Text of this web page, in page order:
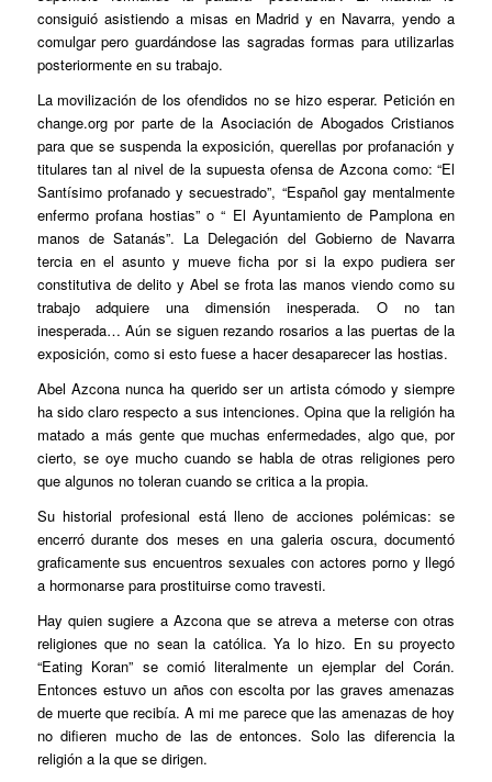
consiguió asistiendo a misas en Madrid y en Navarra, yendo a
comulgar pero guardándose las sagradas formas para utilizarlas
posteriormente en su trabajo.
La movilización de los ofendidos no se hizo esperar. Petición en
change.org por parte de la Asociación de Abogados Cristianos
para que se suspenda la exposición, querellas por profanación y
titulares tan al nivel de la supuesta ofensa de Azcona como: “El
Santísimo profanado y secuestrado”, “Español gay mentalmente
enfermo profana hostias” o “ El Ayuntamiento de Pamplona en
manos de Satanás”. La Delegación del Gobierno de Navarra
tercia en el asunto y mueve ficha por si la expo pudiera ser
constitutiva de delito y Abel se frota las manos viendo como su
trabajo adquiere una dimensión inesperada. O no tan
inesperada… Aún se siguen rezando rosarios a las puertas de la
exposición, como si esto fuese a hacer desaparecer las hostias.
Abel Azcona nunca ha querido ser un artista cómodo y siempre
ha sido claro respecto a sus intenciones. Opina que la religión ha
matado a más gente que muchas enfermedades, algo que, por
cierto, se oye mucho cuando se habla de otras religiones pero
que algunos no toleran cuando se critica a la propia.
Su historial profesional está lleno de acciones polémicas: se
encerró durante dos meses en una galeria oscura, documentó
graficamente sus encuentros sexuales con actores porno y llegó
a hormonarse para prostituirse como travesti.
Hay quien sugiere a Azcona que se atreva a meterse con otras
religiones que no sean la católica. Ya lo hizo. En su proyecto
“Eating Koran” se comió literalmente un ejemplar del Corán.
Entonces estuvo un años con escolta por las graves amenazas
de muerte que recibía. A mi me parece que las amenazas de hoy
no difieren mucho de las de entonces. Solo las diferencia la
religión a la que se dirigen.